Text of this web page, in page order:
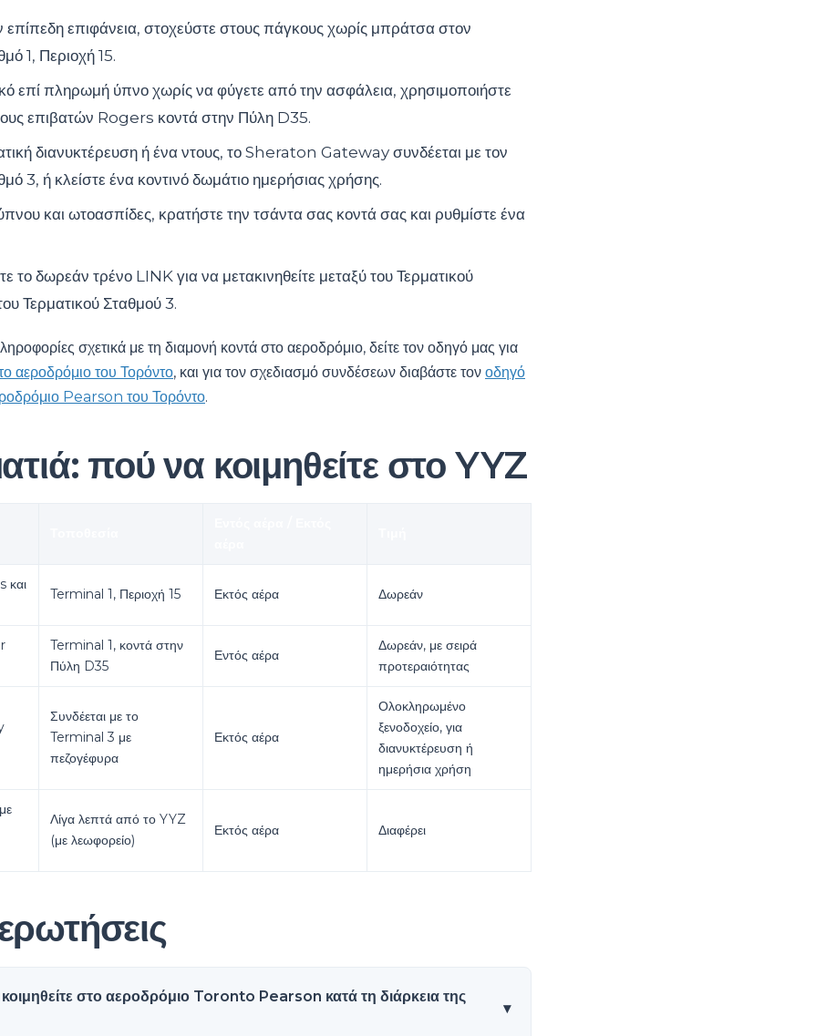
επίπεδη επιφάνεια, στοχεύστε στους πάγκους χωρίς μπράτσα στον
1, Περιοχή 15.
επί πληρωμή ύπνο χωρίς να φύγετε από την ασφάλεια, χρησιμοποιήστε
επιβατών Rogers κοντά στην Πύλη D35.
διανυκτέρευση ή ένα ντους, το Sheraton Gateway συνδέεται με τον
3, ή κλείστε ένα κοντινό δωμάτιο ημερήσιας χρήσης.
και ωτοασπίδες, κρατήστε την τσάντα σας κοντά σας και ρυθμίστε ένα
το δωρεάν τρένο LINK για να μετακινηθείτε μεταξύ του Τερματικού
Τερματικού Σταθμού 3.
σχετικά με τη διαμονή κοντά στο αεροδρόμιο, δείτε τον οδηγό μας για
αεροδρόμιο του Τορόντο, και για τον σχεδιασμό συνδέσεων διαβάστε τον οδηγό
Pearson του Τορόντο.
πού να κοιμηθείτε στο YYZ
και
Terminal 1, Περιοχή 15 Εκτός αέρα Δωρεάν
Terminal 1, κοντά στην
Πύλη D35
Εντός αέρα
Δωρεάν, με σειρά
προτεραιότητας
Συνδέεται με το
Terminal 3 με
πεζογέφυρα
Εκτός αέρα
Ολοκληρωμένο
ξενοδοχείο, για
διανυκτέρευση ή
ημερήσια χρήση
Λίγα λεπτά από το YYZ
(με λεωφορείο)
Εκτός αέρα Διαφέρει
στο αεροδρόμιο Toronto Pearson κατά τη διάρκεια της
▾